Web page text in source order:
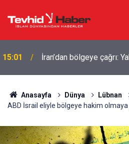
15:01 İran’dan bölgeye çağrı:
Anasayfa Dünya Lübnan
ABD İsrail eliyle bölgeye hakim olmaya